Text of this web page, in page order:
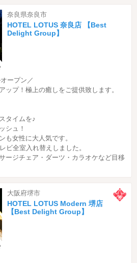
奈良県奈良市
HOTEL LOTUS 奈良店 【Best
Delight Group】
ープン／
ップ！極上の癒しをご提供致します。
タイムを♪
シュ！
女性に大人気です。
ビ全室入れ替えしました。
ージチェア・ダーツ・カラオケなど目移
大阪府堺市
HOTEL LOTUS Modern 堺店
【Best Delight Group】